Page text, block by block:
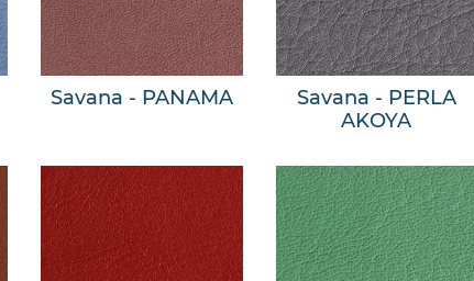
Savana - PANAMA
Savana - PERLA
AKOYA